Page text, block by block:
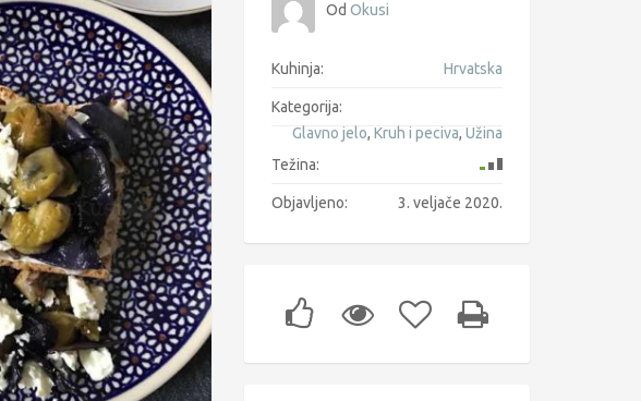
Od Okusi
Kuhinja: Hrvatska
Kategorija:
Glavno jelo, Kruh i peciva, Užina
Težina:
Objavljeno: 3. veljače 2020.